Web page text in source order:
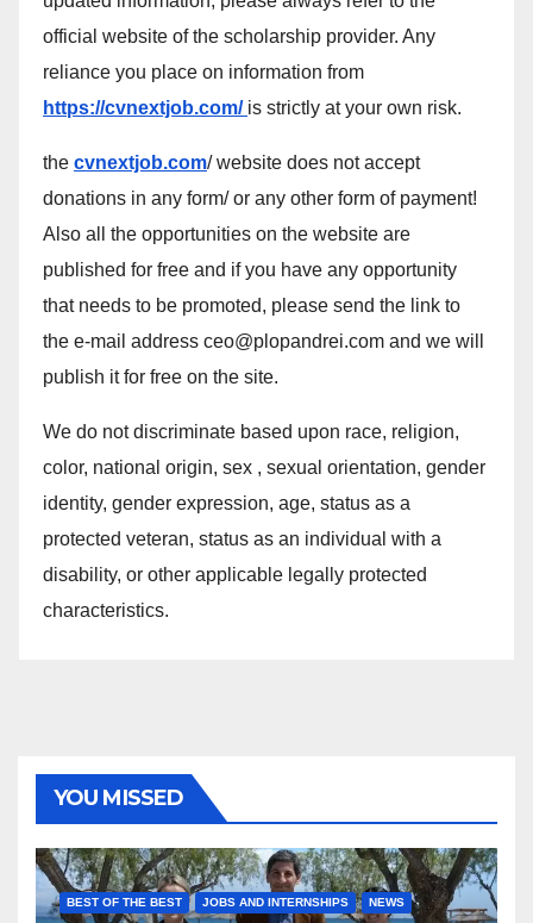
official website of the scholarship provider. Any
reliance you place on information from
https://cvnextjob.com/ is strictly at your own risk.
the cvnextjob.com/ website does not accept
donations in any form/ or any other form of payment!
Also all the opportunities on the website are
published for free and if you have any opportunity
that needs to be promoted, please send the link to
the e-mail address ceo@plopandrei.com and we will
publish it for free on the site.
We do not discriminate based upon race, religion,
color, national origin, sex , sexual orientation, gender
identity, gender expression, age, status as a
protected veteran, status as an individual with a
disability, or other applicable legally protected
characteristics.
YOU MISSED
BEST OF THE BEST JOBS AND INTERNSHIPS NEWS